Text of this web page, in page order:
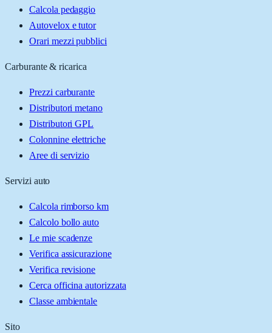
Calcola pedaggio
Autovelox e tutor
Orari mezzi pubblici
Carburante & ricarica
Prezzi carburante
Distributori metano
Distributori GPL
Colonnine elettriche
Aree di servizio
Servizi auto
Calcola rimborso km
Calcolo bollo auto
Le mie scadenze
Verifica assicurazione
Verifica revisione
Cerca officina autorizzata
Classe ambientale
Sito